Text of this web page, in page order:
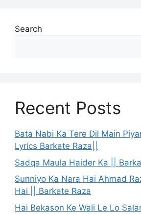
Search
Recent Posts
Bata Nabi Ka Tere Dil Main
Lyrics Barkate Raza||
Sadqa Maula Haider Ka ||
Sunniyo Ka Nara Hai Ahmad
Hai || Barkate Raza
Hai Bekason Ke Wali Le Lo